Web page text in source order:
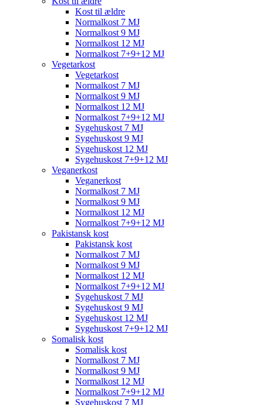
Kost til ældre
Normalkost 7 MJ
Normalkost 9 MJ
Normalkost 12 MJ
Normalkost 7+9+12 MJ
Vegetarkost
Vegetarkost
Normalkost 7 MJ
Normalkost 9 MJ
Normalkost 12 MJ
Normalkost 7+9+12 MJ
Sygehuskost 7 MJ
Sygehuskost 9 MJ
Sygehuskost 12 MJ
Sygehuskost 7+9+12 MJ
Veganerkost
Veganerkost
Normalkost 7 MJ
Normalkost 9 MJ
Normalkost 12 MJ
Normalkost 7+9+12 MJ
Pakistansk kost
Pakistansk kost
Normalkost 7 MJ
Normalkost 9 MJ
Normalkost 12 MJ
Normalkost 7+9+12 MJ
Sygehuskost 7 MJ
Sygehuskost 9 MJ
Sygehuskost 12 MJ
Sygehuskost 7+9+12 MJ
Somalisk kost
Somalisk kost
Normalkost 7 MJ
Normalkost 9 MJ
Normalkost 12 MJ
Normalkost 7+9+12 MJ
Sygehuskost 7 MJ